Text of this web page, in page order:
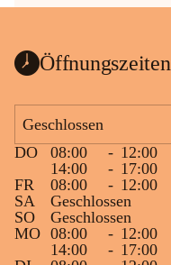
Öffnungszeiten
Geschlossen
DO
08:00 - 12:00
14:00
- 17:00
FR
08:00 - 12:00
SA
Geschlossen
SO
Geschlossen
MO 08:00 - 12:00
14:00
- 17:00